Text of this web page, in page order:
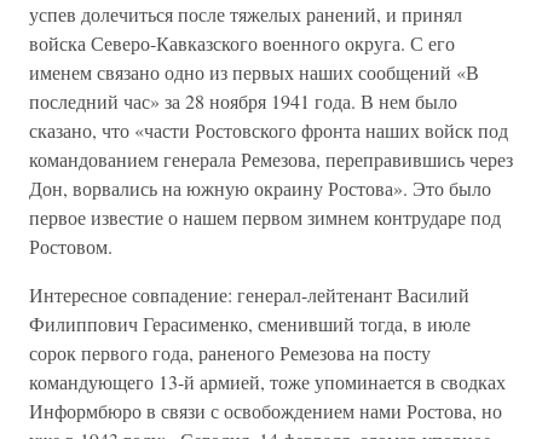
успев долечиться после тяжелых ранений, и принял
войска Северо-Кавказского военного округа. С его
именем связано одно из первых наших сообщений «В
последний час» за 28 ноября 1941 года. В нем было
сказано, что «части Ростовского фронта наших войск под
командованием генерала Ремезова, переправившись через
Дон, ворвались на южную окраину Ростова». Это было
первое известие о нашем первом зимнем контрударе под
Ростовом.
Интересное совпадение: генерал-лейтенант Василий
Филиппович Герасименко, сменивший тогда, в июле
сорок первого года, раненого Ремезова на посту
командующего 13-й армией, тоже упоминается в сводках
Информбюро в связи с освобождением нами Ростова, но